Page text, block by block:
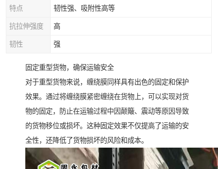
特点 韧性强、吸附性高等
抗拉伸强度 高
韧性 强
固定重型货物，确保运输安全
对于重型货物来说，缠绕膜同样具有出色的固定和保护
效果。通过将缠绕膜紧密缠绕在货物上，可以实现对货
物的固定，防止在运输过程中因颠簸、震动等原因导致
的货物移位或损坏。这种固定效果不仅提高了运输的安
全性，还降低了货物损坏的风险和成本。